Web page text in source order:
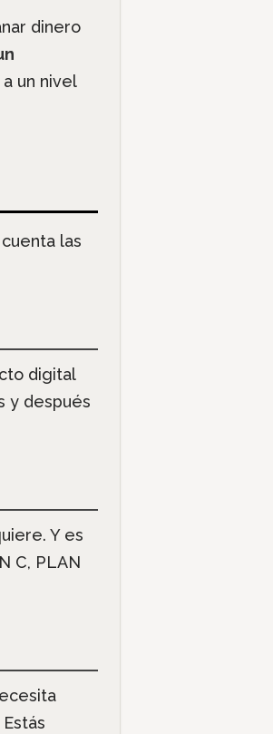
dinero
un nivel
las
digital
y después
Y es
C, PLAN